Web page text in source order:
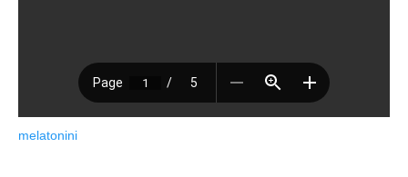
melatonini